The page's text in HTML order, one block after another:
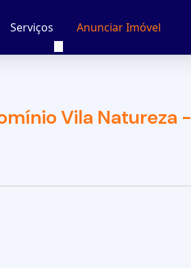
Anunciar Imóvel
Serviços
Vila Natureza -